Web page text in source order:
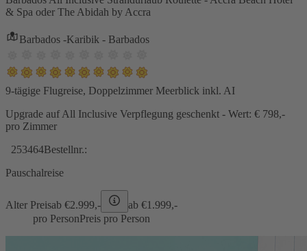
& Spa oder The Abidah by Accra
Barbados -Karibik - Barbados
9-tägige Flugreise, Doppelzimmer Meerblick inkl. AI
Upgrade auf All Inclusive Verpflegung geschenkt - Wert: € 798,-
pro Zimmer
253464Bestellnr.:
Pauschalreise
Alter Preisab €2.999,- ab €1.999,-
pro PersonPreis pro Person